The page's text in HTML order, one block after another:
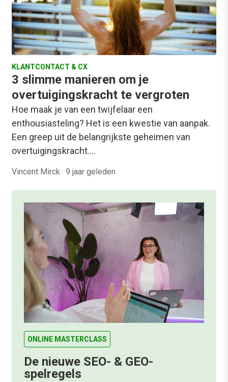
KLANTCONTACT & CX
3 slimme manieren om je
overtuigingskracht te vergroten
Hoe maak je van een twijfelaar een
enthousiasteling? Het is een kwestie van aanpak.
Een greep uit de belangrijkste geheimen van
overtuigingskracht.…
Vincent Mirck · 9 jaar geleden
ONLINE MASTERCLASS
De nieuwe SEO- & GEO-
spelregels